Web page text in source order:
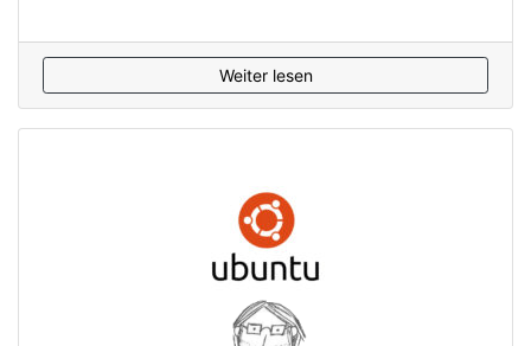
Weiter lesen